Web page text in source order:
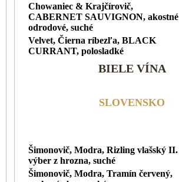
Chowaniec & Krajčírovič,
CABERNET SAUVIGNON, akostné
odrodové, suché
Velvet, Čierna ríbezľa, BLACK
CURRANT, polosladké
BIELE VÍNA
SLOVENSKO
Šimonovič, Modra, Rizling vlašský II.
výber z hrozna, suché
Šimonovič, Modra, Tramín červený,